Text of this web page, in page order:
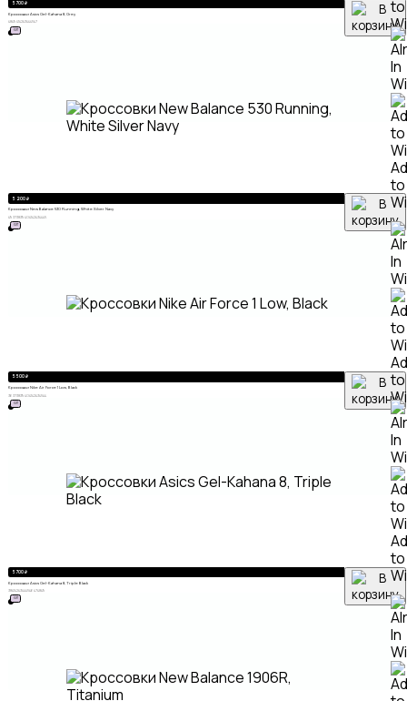
5 700₽
Кроссовки Asics Gel-Kahana 8, Grey
48 49 41 42 43 4445 47
to
5 200₽
Кроссовки New Balance 530 Running, White Silver Navy
49 373839 4041424344 45
ХИТ
to
5 500₽
Кроссовки Nike Air Force 1 Low, Black
36 373839 404142434544
ХИТ
to
5 700₽
Кроссовки Asics Gel-Kahana 8, Triple Black
38414243444546 474849
ХИТ
to
ХИТ